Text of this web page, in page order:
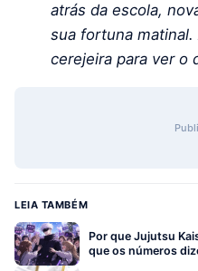
atrás da escola,
sua fortuna
cerejeira para ver o
LEIA TAMBÉM
Por que Jujutsu
que os números